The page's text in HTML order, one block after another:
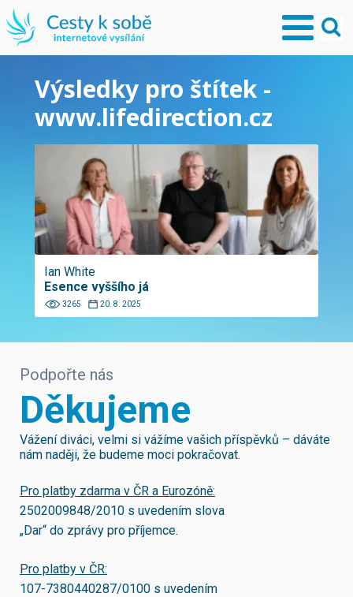
Výsledky pro štítek -
www.lifedirection.cz
Ian White
Esence vyššího já
3265 20. 8. 2025
Podpořte nás
Děkujeme
Vážení diváci, velmi si vážíme vašich příspěvků – dáváte
nám naději, že budeme moci pokračovat.
Pro platby zdarma v ČR a Eurozóně:
2502009848/2010 s uvedením slova
„Dar“ do zprávy pro příjemce.
Pro platby v ČR:
107-7380440287/0100 s uvedením